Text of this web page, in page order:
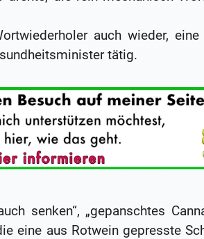
auch wieder,
tätig.
senken“, „gepanschtes
eine aus Rotwein gepresste